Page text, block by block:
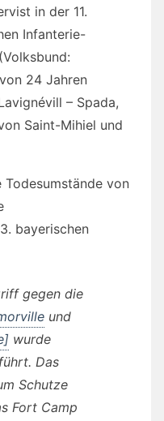
in der 11.
Infanterie-
24 Jahren
– Spada,
Saint-Mihiel und
von
bayerischen
gegen die
und
wurde
Das
Schutze
Fort Camp